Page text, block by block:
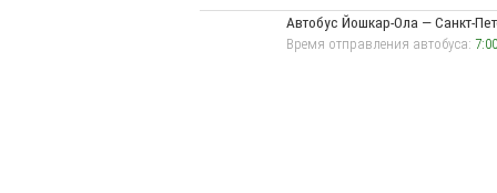
маршрута
Автобус Йошкар-Ола — Санкт-
Время отправления автобуса: 7:00